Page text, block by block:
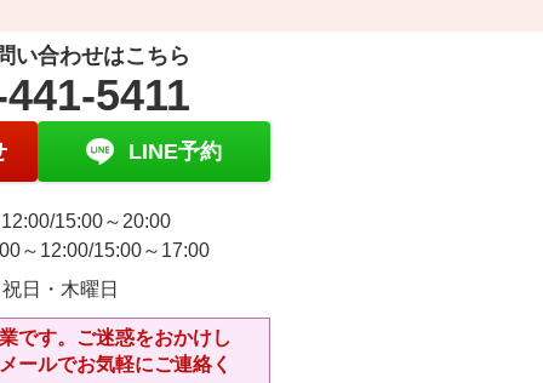
い合わせはこちら
5411
LINE予約
15:00～20:00
～12:00/15:00～17:00
日・木曜日
です。ご迷惑をおかけし
ールでお気軽にご連絡く